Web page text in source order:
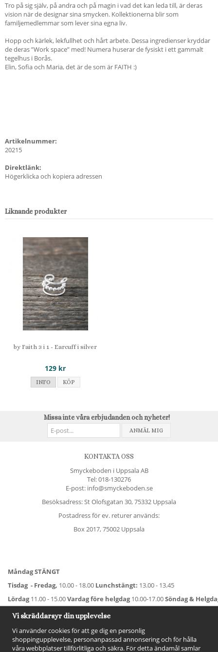
Tro på sig själv, på andra och på magin i vad det kan leda till, är deras
vision när de designar sina smycken. Kollektionerna blir som
familjemedlemmar som lever sina egna liv.
Hopp och kärlek, lekfullhet och hårt arbete. Dessa ingredienser kryddar
de deras ”Work space” med! Numera huserar de fysiskt i ett gammalt
tegelhus i Borås.
Elin, Sofia och Maria, det är de som är FAITH :)
Artikelnummer:
20215
Direktlänk:
Högerklicka och kopiera adressen
Liknande produkter
by Faith 3 i 1 - Earcuff i silver
129 kr
INFO KÖP
Missa inte våra erbjudanden och nyheter!
ANMÄL MIG
KONTAKTA OSS
Smyckeboden i Uppsala AB
Tel:018-130276
E-post: info@smyckeboden.se
Besöksadress: St Olofsgatan 30, 75332 Uppsala
Postadress för ev. returer används:
Box 2017, 75002 Uppsala
Måndag STÄNGT
Tisdag - Fredag, 10.00 - 18.00 Lunchstängt: 13.00 - 13.45
Lördag11.00 - 15.00Vardag före helgdag10.00-17.00Söndag &
För avvikande öppettider:Titta här
Vi skräddarsyr din upplevelse
Vi använder cookies för att ge dig en personlig
shoppingupplevelse, personanpassad annonsering och för hålla
våra webbplatser tillförlitliga och säkra. För detta ändamål samlar